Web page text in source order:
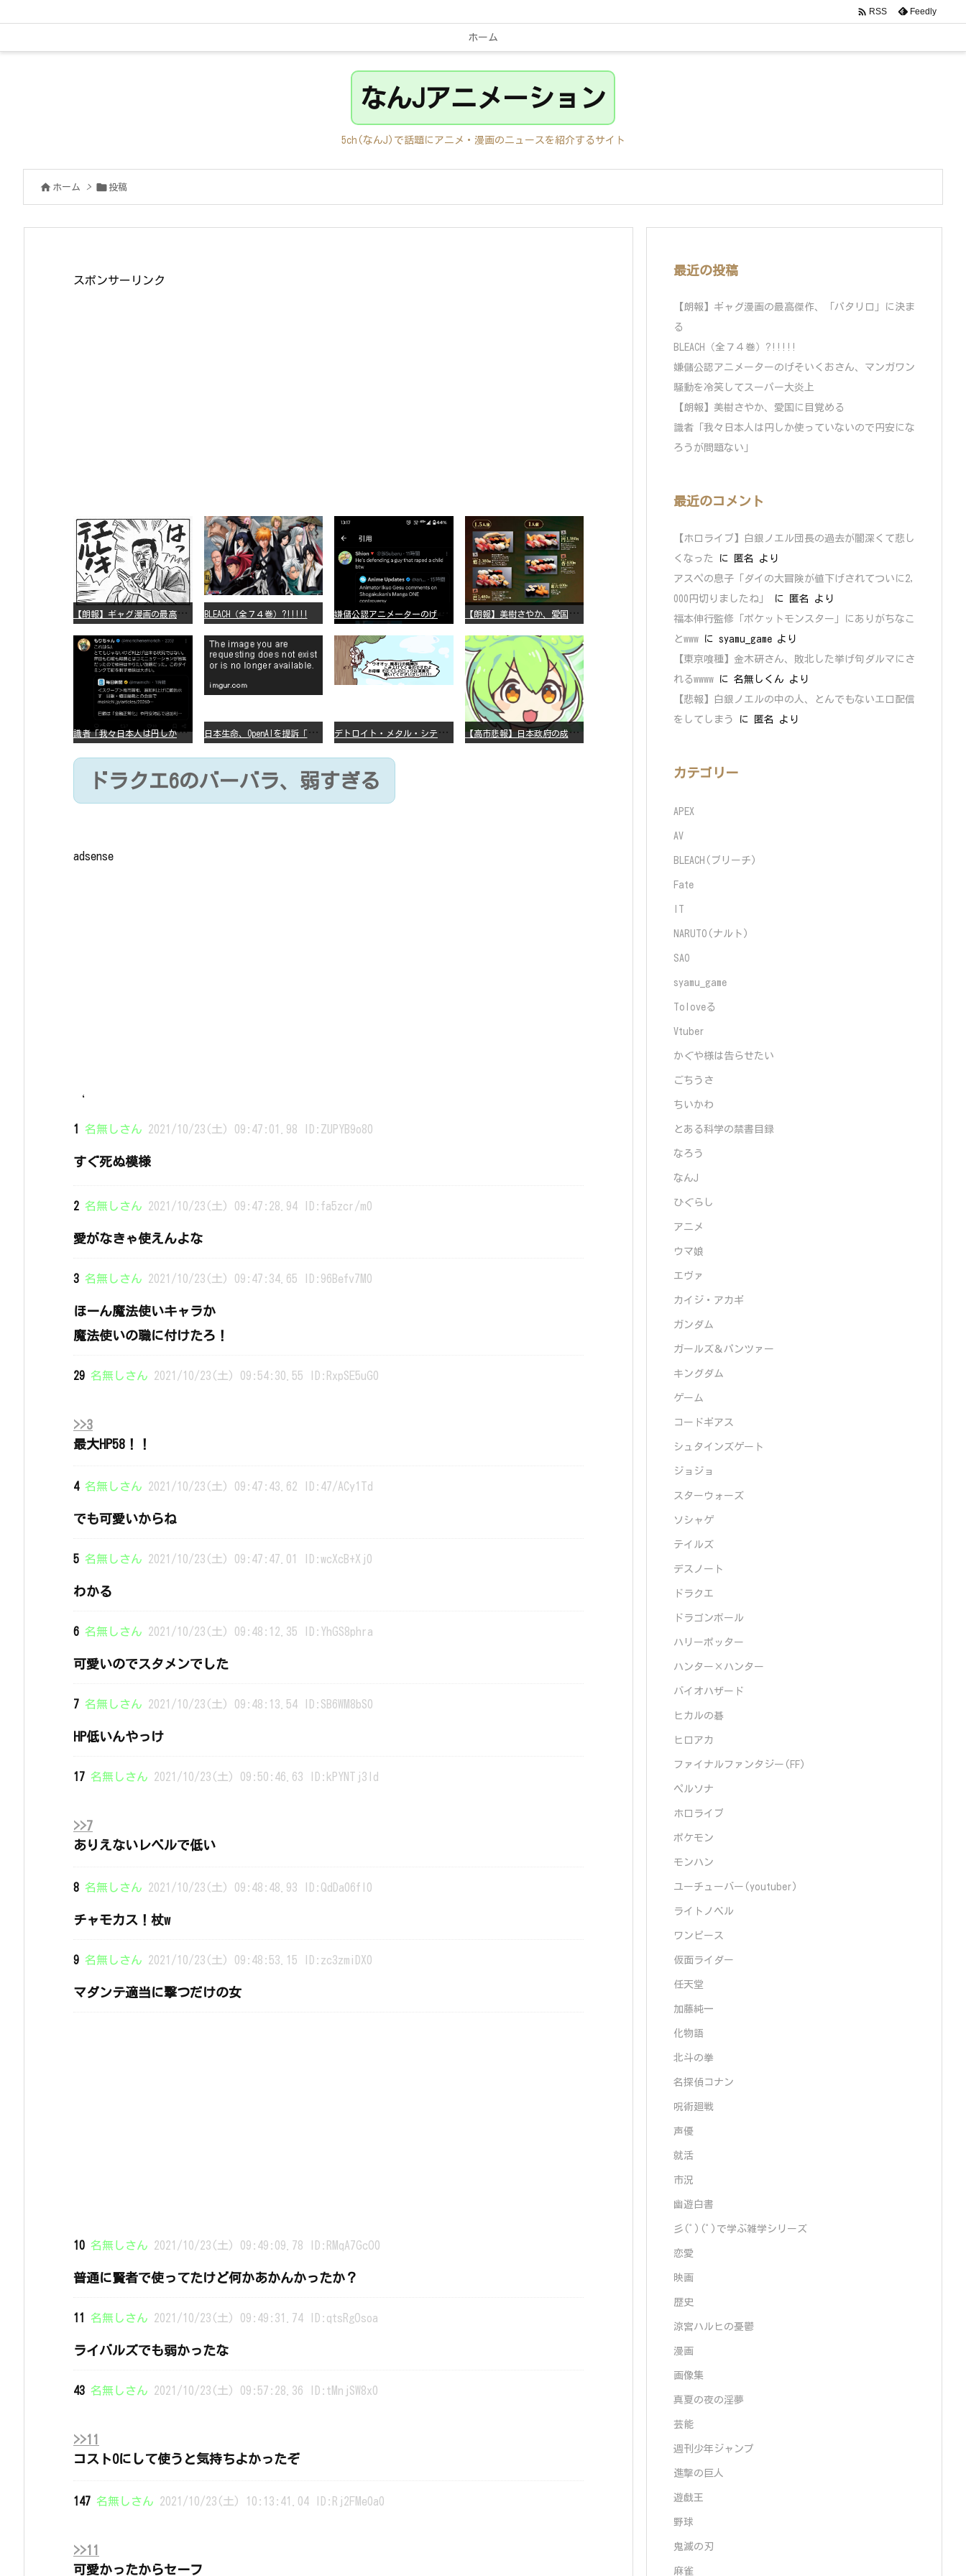
ホーム
 RSS Feedly
なんJアニメーション
5ch(なんJ)で話題にアニメ・漫画のニュースを紹介するサイト
 ホーム >  投稿
スポンサーリンク
【
朗報】ギャグ漫画の最高傑作、「パタリロ」に決まる BLEACH（全７４巻）?!!!!! 嫌
儲公認アニメーターのげそいくおさん、マンガワン騒動を冷笑してスーパー大炎上 【
朗報】美樹さやか、愛国に目覚める
識
者「我々日本人は円しか使っていないので円安になろうが問題ない」 日
本生命、OpenAIを提訴「ChatGPTが非弁行為」 デ
トロイト・メタル・シティー ⇐これ、いまアニメ化したら、えらいことになってたよな？ 【
高市悲報】日本政府の成長戦略に「暗号資産」が消えるいったいなぜ…？
ドラクエ6のバーバラ、弱すぎる
adsense
‘
1 名無しさん 2021/10/23(土) 09:47:01.98 ID:ZUPYB9o80
すぐ死ぬ模様
2 名無しさん 2021/10/23(土) 09:47:28.94 ID:fa5zcr/m0
愛がなきゃ使えんよな
3 名無しさん 2021/10/23(土) 09:47:34.65 ID:96Befv7M0
ほーん魔法使いキャラか
魔法使いの職に付けたろ！
29 名無しさん 2021/10/23(土) 09:54:30.55 ID:RxpSE5uG0
>>3
最大HP58！！
4 名無しさん 2021/10/23(土) 09:47:43.62 ID:47/ACy1Td
でも可愛いからね
5 名無しさん 2021/10/23(土) 09:47:47.01 ID:wcXcB+Xj0
わかる
6 名無しさん 2021/10/23(土) 09:48:12.35 ID:YhGS8phra
可愛いのでスタメンでした
7 名無しさん 2021/10/23(土) 09:48:13.54 ID:SB6WM8bS0
HP低いんやっけ
17 名無しさん 2021/10/23(土) 09:50:46.63 ID:kPYNTj3ld
>>7
ありえないレベルで低い
8 名無しさん 2021/10/23(土) 09:48:48.93 ID:QdDa06fI0
チャモカス！杖w
9 名無しさん 2021/10/23(土) 09:48:53.15 ID:zc3zmiDX0
マダンテ適当に撃つだけの女
10 名無しさん 2021/10/23(土) 09:49:09.78 ID:RMqA7GcO0
普通に賢者で使ってたけど何かあかんかったか？
11 名無しさん 2021/10/23(土) 09:49:31.74 ID:qtsRgOsoa
ライバルズでも弱かったな
43 名無しさん 2021/10/23(土) 09:57:28.36 ID:tMnjSW8x0
>>11
コスト0にして使うと気持ちよかったぞ
147 名無しさん 2021/10/23(土) 10:13:41.04 ID:Rj2FMe0a0
>>11
可愛かったからセーフ
最近の投稿
【朗報】ギャグ漫画の最高傑作、「パタリロ」に決ま
る
BLEACH（全７４巻）?!!!!!
嫌儲公認アニメーターのげそいくおさん、マンガワン
騒動を冷笑してスーパー大炎上
【朗報】美樹さやか、愛国に目覚める
識者「我々日本人は円しか使っていないので円安にな
ろうが問題ない」
最近のコメント
【ホロライブ】白銀ノエル団長の過去が闇深くて悲し
くなった
に 匿名
より
アスペの息子「ダイの大冒険が値下げされてついに2,
000円切りましたね」
に 匿名
より
福本伸行監修「ポケットモンスター」にありがちなこ
とwww に syamu_game より
【東京喰種】金木研さん、敗北した挙げ句ダルマにさ
れるwwww に 名無しくん より
【悲報】白銀ノエルの中の人、とんでもないエロ配信
をしてしまう
に 匿名 より
カテゴリー
APEX
AV
BLEACH(ブリーチ)
Fate
NARUTO(ナルト)
SAO
syamu_game
Toloveる
Vtuber
かぐや様は告らせたい
ごちうさ
ちいかわ
とある科学の禁書目録
なろう
なんJ
ひぐらし
アニメ
ウマ娘
エヴァ
カイジ・アカギ
ガンダム
ガールズ＆パンツァー
キングダム
ゲーム
コードギアス
シュタインズゲート
ジョジョ
スターウォーズ
ソシャゲ
テイルズ
デスノート
ドラクエ
ドラゴンボール
ハリーポッター
ハンター×ハンター
バイオハザード
ヒカルの碁
ヒロアカ
ファイナルファンタジー(FF)
ペルソナ
ホロライブ
ポケモン
モンハン
ユーチューバー(youtuber)
ライトノベル
ワンピース
仮面ライダー
任天堂
加藤純一
化物語
北斗の拳
名探偵コナン
呪術廻戦
声優
就活
市況
幽遊白書
彡(ﾟ)(ﾟ)で学ぶ雑学シリーズ
恋愛
映画
歴史
涼宮ハルヒの憂鬱
漫画
画像集
真夏の夜の淫夢
芸能
週刊少年ジャンプ
進撃の巨人
遊戯王
野球
鬼滅の刃
麻雀